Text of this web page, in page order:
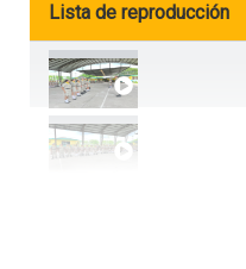
Lista de reproducción